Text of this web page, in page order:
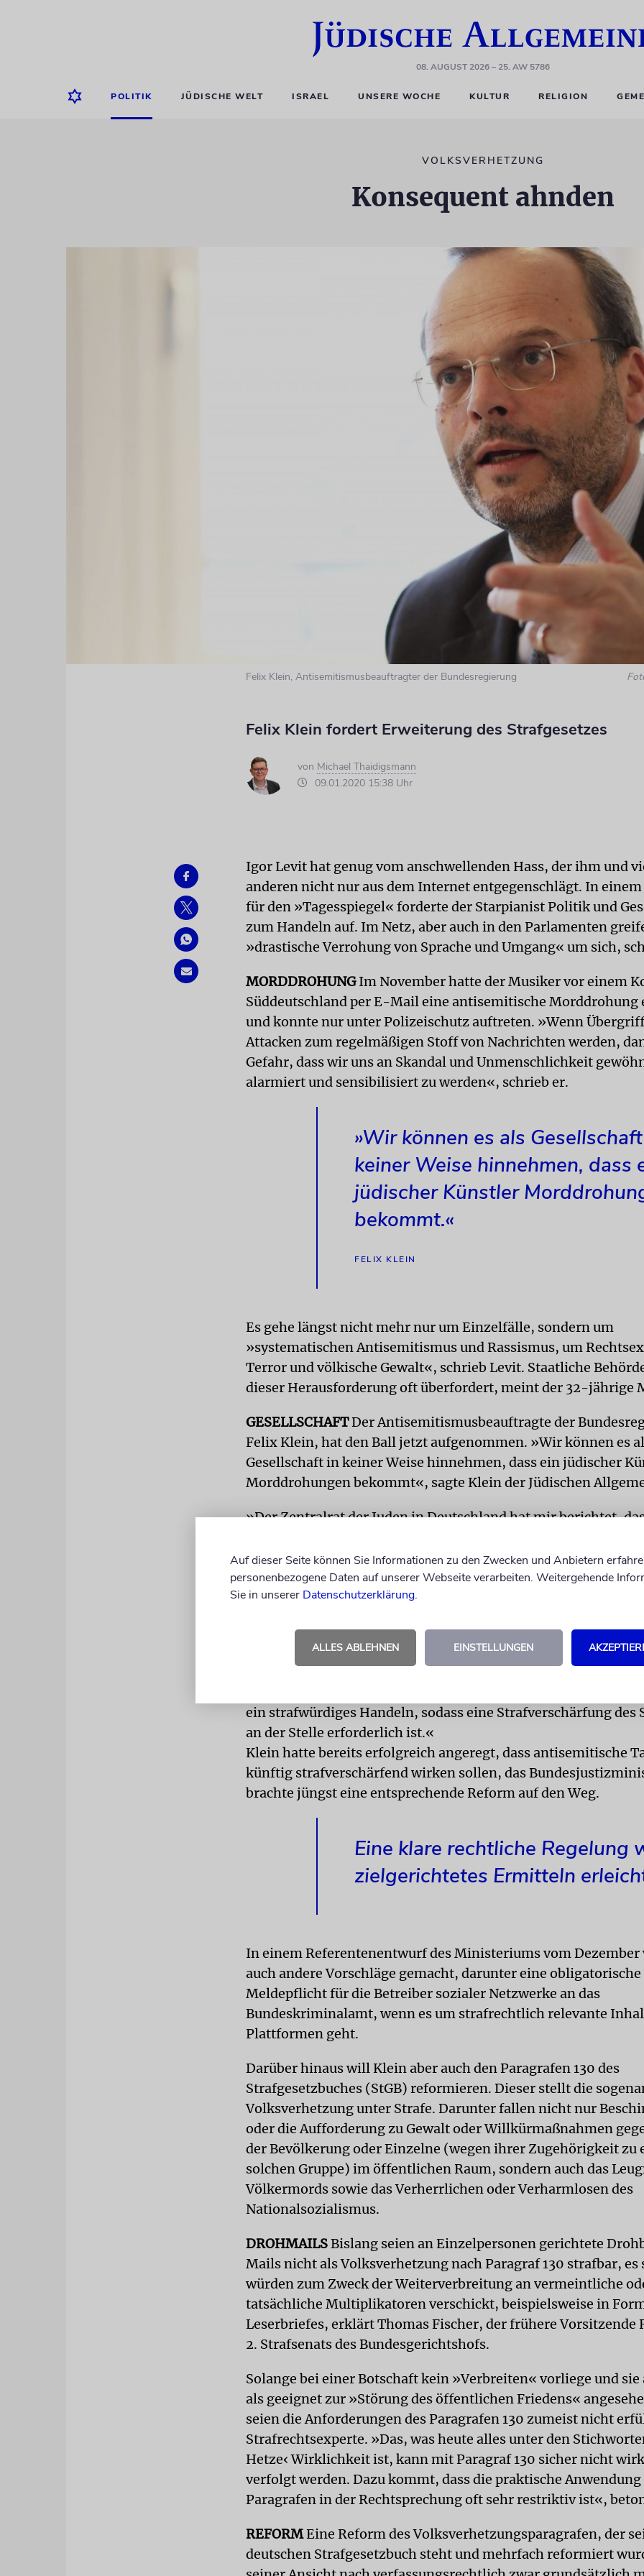
08. AUGUST 2026– 25. AW 5786
POLITIK JÜDISCHE WELT ISRAEL UNSERE WOCHE KULTUR RELIGION
VOLKSVERHETZUNG
Konsequent ahnden
Felix Klein, Antisemitismusbeauftragter der Bundesregierung
Felix Klein fordert Erweiterung des Strafgesetzes
von Michael Thaidigsmann
09.01.2020 15:38 Uhr
Igor Levit hat genug vom anschwellenden Hass, der ihm und
anderen nicht nur aus dem Internet entgegenschlägt. In
für den »Tagesspiegel« forderte der Starpianist Politik und
zum Handeln auf. Im Netz, aber auch in den Parlamenten
»drastische Verrohung von Sprache und Umgang« um sich,
MORDDROHUNGIm November hatte der Musiker vor einem
Süddeutschland per E-Mail eine antisemitische Morddrohung
und konnte nur unter Polizeischutz auftreten. »Wenn
Attacken zum regelmäßigen Stoff von Nachrichten werden,
Gefahr, dass wir uns an Skandal und Unmenschlichkeit
alarmiert und sensibilisiert zu werden«, schrieb er.
»Wir können es als
keiner Weise hinnehmen, dass
jüdischer Künstler
bekommt.«
FELIX KLEIN
Es gehe längst nicht mehr nur um Einzelfälle, sondern um
»systematischen Antisemitismus und Rassismus, um
Terror und völkische Gewalt«, schrieb Levit. Staatliche
dieser Herausforderung oft überfordert, meint der 32-jährige
GESELLSCHAFTDer Antisemitismusbeauftragte der
Felix Klein, hat den Ball jetzt aufgenommen. »Wir können es
Gesellschaft in keiner Weise hinnehmen, dass ein jüdischer
Morddrohungen bekommt«, sagte Klein der Jüdischen
»Der Zentralrat der Juden in Deutschland hat mir berichtet,
In einer E-Mail äußert der Absender beispielsweise: ›Ich
Juden nur noch Tod und Untergang, ihr verdammtes
gegen den Urheber dieser E-Mail eingeleitete
Diese Äußerung sei nach jetziger Rechtslage nicht strafbar, so
ein strafwürdiges Handeln, sodass eine Strafverschärfung des
an der Stelle erforderlich ist.«
Klein hatte bereits erfolgreich angeregt, dass antisemitische
künftig strafverschärfend wirken sollen, das
brachte jüngst eine entsprechende Reform auf den Weg.
Eine klare rechtliche Regelung
zielgerichtetes Ermitteln
In einem Referentenentwurf des Ministeriums vom Dezember
auch andere Vorschläge gemacht, darunter eine obligatorische
Meldepflicht für die Betreiber sozialer Netzwerke an das
Bundeskriminalamt, wenn es um strafrechtlich relevante
Plattformen geht.
Darüber hinaus will Klein aber auch den Paragrafen 130 des
Strafgesetzbuches (StGB) reformieren. Dieser stellt die
Volksverhetzung unter Strafe. Darunter fallen nicht nur
oder die Aufforderung zu Gewalt oder Willkürmaßnahmen
der Bevölkerung oder Einzelne (wegen ihrer Zugehörigkeit zu
solchen Gruppe) im öffentlichen Raum, sondern auch das
Völkermords sowie das Verherrlichen oder Verharmlosen des
Nationalsozialismus.
DROHMAILSBislang seien an Einzelpersonen gerichtete
Mails nicht als Volksverhetzung nach Paragraf 130 strafbar, es
würden zum Zweck der Weiterverbreitung an vermeintliche
tatsächliche Multiplikatoren verschickt, beispielsweise in
Leserbriefes, erklärt Thomas Fischer, der frühere Vorsitzende
2. Strafsenats des Bundesgerichtshofs.
Solange bei einer Botschaft kein »Verbreiten« vorliege und
als geeignet zur »Störung des öffentlichen Friedens«
seien die Anforderungen des Paragrafen 130 zumeist nicht
Strafrechtsexperte. »Das, was heute alles unter den
Hetze‹ Wirklichkeit ist, kann mit Paragraf 130 sicher nicht
verfolgt werden. Dazu kommt, dass die praktische Anwendung
Paragrafen in der Rechtsprechung oft sehr restriktiv ist«,
REFORMEine Reform des Volksverhetzungsparagrafen, der
deutschen Strafgesetzbuch steht und mehrfach reformiert
Auf dieser Seite können Sie Informationen zu den Zwecken und Anbietern
personenbezogene Daten auf unserer Webseite verarbeiten. Weitergehende
Sie in unserer Datenschutzerklärung.
ALLES ABLEHNEN EINSTELLUNGEN